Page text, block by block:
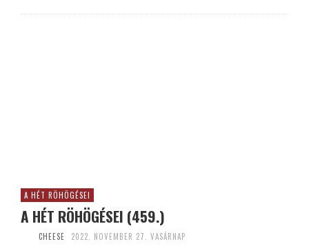
A HÉT RÖHÖGÉSEI
A HÉT RÖHÖGÉSEI (459.)
CHEESE 2022. NOVEMBER 27. VASÁRNAP